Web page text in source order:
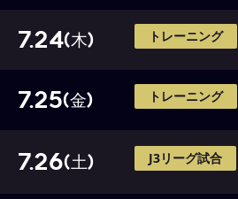
7.24(木) トレーニング
7.25(金) トレーニング
7.26(土) J3リーグ試合